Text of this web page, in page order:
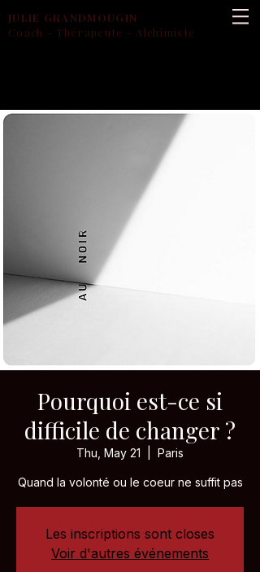
JULIE GRANDMOUGIN
Coach - Thérapeute - Alchimiste
Pourquoi est-ce si
difficile de changer ?
Thu, May 21 Paris
Quand la volonté ou le coeur ne suffit pas
Les inscriptions sont closes
Voir d'autres événements